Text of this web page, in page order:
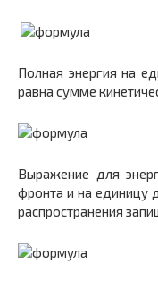
Полная энергия на
равна сумме
Выражение для
фронта и на единицу
распространения